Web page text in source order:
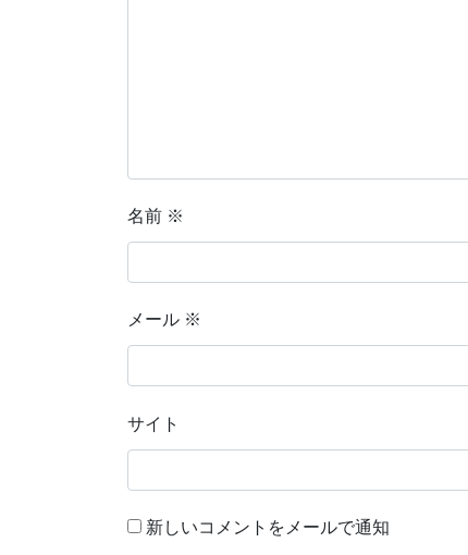
名前 ※
メール ※
サイト
新しいコメントをメールで通知